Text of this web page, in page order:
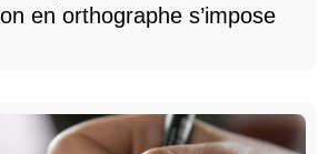
en orthographe s’impose